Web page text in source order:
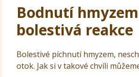
Bodnutí
bolestivá reakce
Bolestivé píchnutí hmyzem,
otok. Jak si v takové chvíli